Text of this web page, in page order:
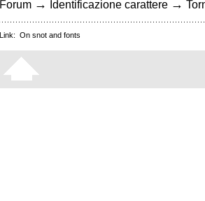
Forum → Identificazione carattere →
Link: On snot and fonts